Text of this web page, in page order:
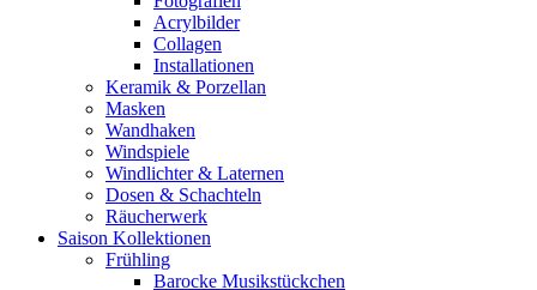
Acrylbilder
Collagen
Installationen
Keramik & Porzellan
Masken
Wandhaken
Windspiele
Windlichter & Laternen
Dosen & Schachteln
Räucherwerk
Saison Kollektionen
Frühling
Barocke Musikstückchen